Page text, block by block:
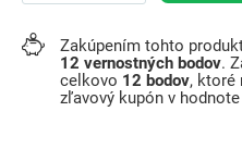
Zakúpením tohto
12 vernostných bodov.
celkovo 12 bodov, ktoré
zľavový kupón v hodnote